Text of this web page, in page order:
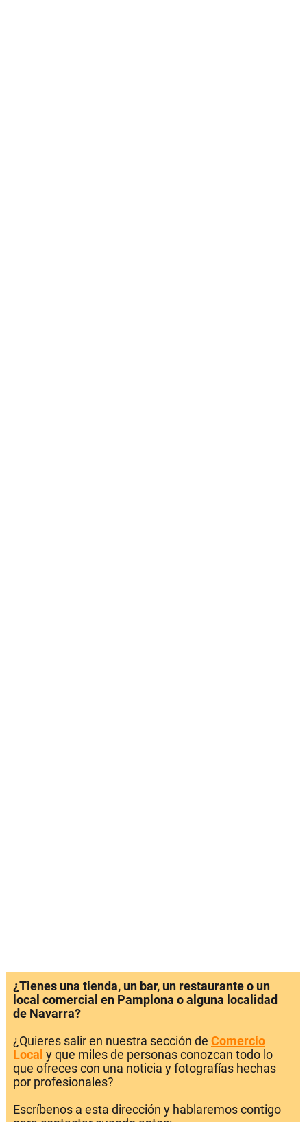
¿Tienes una tienda, un bar, un restaurante o un
local comercial en Pamplona o alguna localidad
de Navarra?
¿Quieres salir en nuestra sección de Comercio
Local y que miles de personas conozcan todo lo
que ofreces con una noticia y fotografías hechas
por profesionales?
Escríbenos a esta dirección y hablaremos contigo